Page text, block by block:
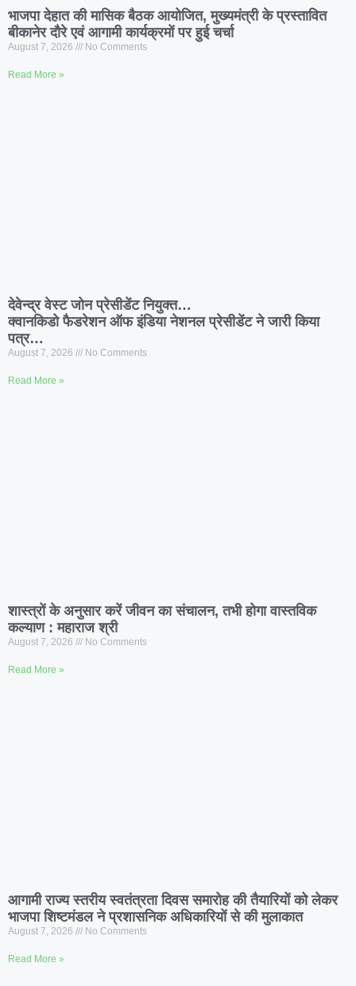
भाजपा देहात की मासिक बैठक आयोजित, मुख्यमंत्री के प्रस्तावित
बीकानेर दौरे एवं आगामी कार्यक्रमों पर हुई चर्चा
August 7, 2026 No Comments
Read More »
देवेन्द्र वेस्ट जोन प्रेसीडेंट नियुक्त…
क्वानकिडो फैडरेशन ऑफ इंडिया नेशनल प्रेसीडेंट ने जारी किया
पत्र…
August 7, 2026 No Comments
Read More »
शास्त्रों के अनुसार करें जीवन का संचालन, तभी होगा वास्तविक
कल्याण : महाराज श्री
August 7, 2026 No Comments
Read More »
आगामी राज्य स्तरीय स्वतंत्रता दिवस समारोह की तैयारियों को लेकर
भाजपा शिष्टमंडल ने प्रशासनिक अधिकारियों से की मुलाकात
August 7, 2026 No Comments
Read More »